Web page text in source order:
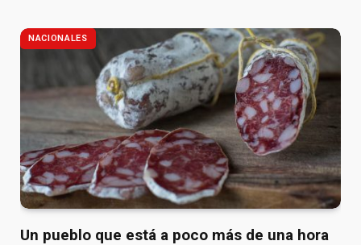
NACIONALES
Un pueblo que está a poco más de una hora